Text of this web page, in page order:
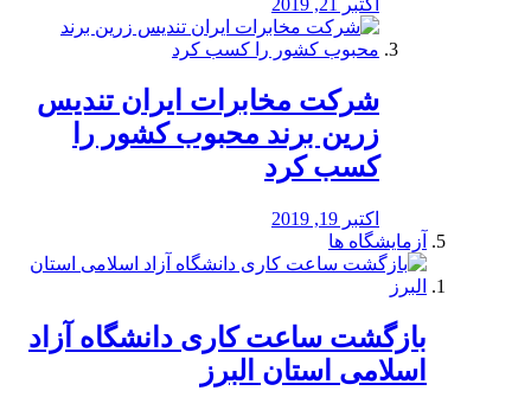
اکتبر 21, 2019
شرکت مخابرات ایران تندیس
زرین برند محبوب کشور را
کسب کرد
اکتبر 19, 2019
آزمایشگاه ها
بازگشت ساعت کاری دانشگاه آزاد
اسلامی استان البرز